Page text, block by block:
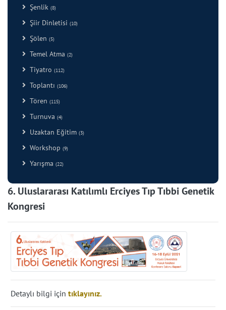
Şenlik (8)
Şiir Dinletisi (10)
Şölen (5)
Temel Atma (2)
Tiyatro (112)
Toplantı (106)
Tören (115)
Turnuva (4)
Uzaktan Eğitim (3)
Workshop (9)
Yarışma (22)
6. Uluslararası Katılımlı Erciyes Tıp Tıbbi Genetik
Kongresi
Detaylı bilgi için tıklayınız.